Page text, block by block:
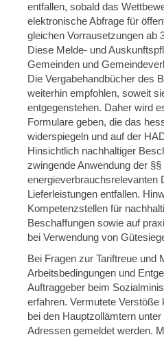
entfallen, sobald das
elektronische Abfrage für
gleichen Vorrausetzungen ab
Diese Melde- und
Gemeinden und
Die Vergabehandbücher des
weiterhin empfohlen, soweit
entgegenstehen. Daher wird
Formulare geben, die das
widerspiegeln und auf der
Hinsichtlich nachhaltiger
zwingende Anwendung der
energieverbrauchsrelevanten
Lieferleistungen entfallen.
Kompetenzstellen für
Beschaffungen sowie auf
bei Verwendung von
Bei Fragen zur Tariftreue und
Arbeitsbedingungen und
Auftraggeber beim
erfahren. Vermutete Verstöße
bei den Hauptzollämtern
Adressen gemeldet werden.